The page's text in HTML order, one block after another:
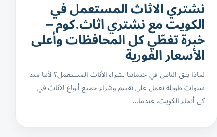
نشتري الاثاث المستعمل في
الكويت مع نشتري اثاث.كوم –
خبرة تغطّي كل المحافظات وأعلى
الأسعار الفورية
لماذا يثق الناس في خدماتنا لشراء الأثاث المستعمل؟ لأننا منذ
سنوات طويلة نعمل على تقييم وشراء جميع أنواع الأثاث في
كل أنحاء الكويت. عندما…